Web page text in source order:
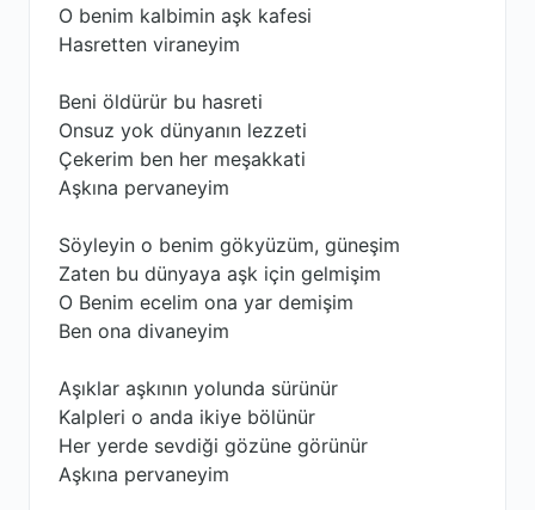
O benim kalbimin aşk kafesi
Hasretten viraneyim
Beni öldürür bu hasreti
Onsuz yok dünyanın lezzeti
Çekerim ben her meşakkati
Aşkına pervaneyim
Söyleyin o benim gökyüzüm, güneşim
Zaten bu dünyaya aşk için gelmişim
O Benim ecelim ona yar demişim
Ben ona divaneyim
Aşıklar aşkının yolunda sürünür
Kalpleri o anda ikiye bölünür
Her yerde sevdiği gözüne görünür
Aşkına pervaneyim